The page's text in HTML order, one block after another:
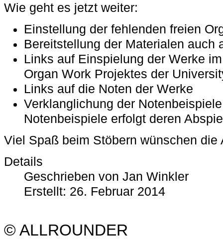
Wie geht es jetzt weiter:
Einstellung der fehlenden freien
Bereitstellung der Materialen auch
Links auf Einspielung der Werke
Organ Work Projektes der
Links auf die Noten der Werke
Verklanglichung der
Notenbeispiele erfolgt deren
Viel Spaß beim Stöbern wünschen die
Details
Geschrieben von Jan Winkler
Erstellt: 26. Februar 2014
© ALLROUNDER